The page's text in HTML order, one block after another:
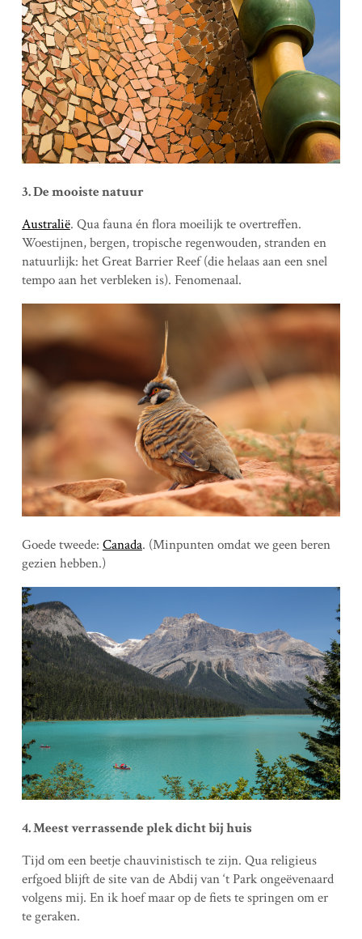
3. De mooiste natuur
Australië. Qua fauna én flora moeilijk te overtreffen.
Woestijnen, bergen, tropische regenwouden, stranden en
natuurlijk: het Great Barrier Reef (die helaas aan een snel
tempo aan het verbleken is). Fenomenaal.
Goede tweede: Canada. (Minpunten omdat we geen beren
gezien hebben.)
4. Meest verrassende plek dicht bij huis
Tijd om een beetje chauvinistisch te zijn. Qua religieus
erfgoed blijft de site van de Abdij van ‘t Park ongeëvenaard
volgens mij. En ik hoef maar op de fiets te springen om er
te geraken.